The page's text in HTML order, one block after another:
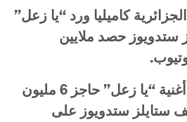
الجزائرية كاميليا ورد “يا زعل”
ستدويوز حصد ملايين
.
أغنية “يا زعل” حاجز
مليون
ستايلز ستدويوز على